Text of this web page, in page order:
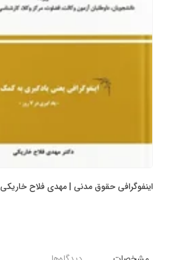
اینفوگرافی حقوق مدنی | مهدی فلاح خاریکی